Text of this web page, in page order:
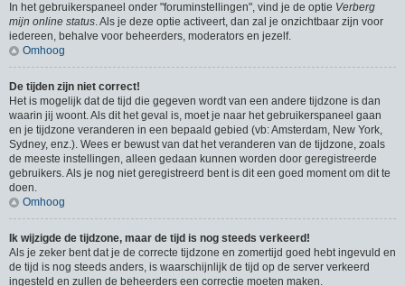
In het gebruikerspaneel onder "foruminstellingen", vind je de optie Verberg
mijn online status. Als je deze optie activeert, dan zal je onzichtbaar zijn voor
iedereen, behalve voor beheerders, moderators en jezelf.
Omhoog
De tijden zijn niet correct!
Het is mogelijk dat de tijd die gegeven wordt van een andere tijdzone is dan
waarin jij woont. Als dit het geval is, moet je naar het gebruikerspaneel gaan
en je tijdzone veranderen in een bepaald gebied (vb: Amsterdam, New York,
Sydney, enz.). Wees er bewust van dat het veranderen van de tijdzone, zoals
de meeste instellingen, alleen gedaan kunnen worden door geregistreerde
gebruikers. Als je nog niet geregistreerd bent is dit een goed moment om dit te
doen.
Omhoog
Ik wijzigde de tijdzone, maar de tijd is nog steeds verkeerd!
Als je zeker bent dat je de correcte tijdzone en zomertijd goed hebt ingevuld en
de tijd is nog steeds anders, is waarschijnlijk de tijd op de server verkeerd
ingesteld en zullen de beheerders een correctie moeten maken.